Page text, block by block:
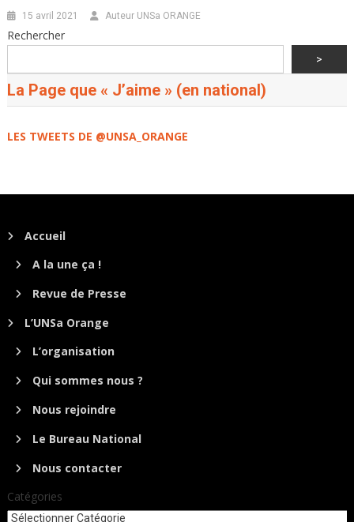
15 avril 2021 Auteur UNSa ORANGE
Rechercher
>
La Page que « J’aime » (en national)
LES TWEETS DE @UNSA_ORANGE
Accueil
A la une ça !
Revue de Presse
L’UNSa Orange
L’organisation
Qui sommes nous ?
Nous rejoindre
Le Bureau National
Nous contacter
Catégories